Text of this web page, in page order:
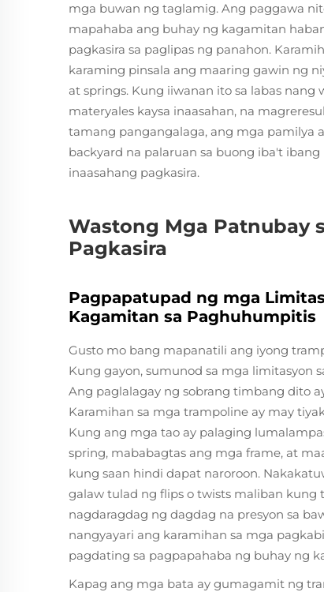
mga buwan ng taglamig. Ang paggawa
mapahaba ang buhay ng kagamitan
pagkasira sa paglipas ng panahon.
karaming pinsala ang maaring gawin ng
at springs. Kung iiwanan ito sa labas
materyales kaysa inaasahan, na
tamang pangangalaga, ang mga pamilya
backyard na palaruan sa buong iba't
inaasahang pagkasira.
Wastong Mga Patnubay
Pagkasira
Pagpapatupad ng mga
Kagamitan sa Paghuhumpitis
Gusto mo bang mapanatili ang iyong
Kung gayon, sumunod sa mga limitasyon
Ang paglalagay ng sobrang timbang dito
Karamihan sa mga trampoline ay may
Kung ang mga tao ay palaging
spring, mababagtas ang mga frame, at
kung saan hindi dapat naroroon.
galaw tulad ng flips o twists maliban
nagdaragdag ng dagdag na presyon sa
nangyayari ang karamihan sa mga
pagdating sa pagpapahaba ng buhay ng
Kapag ang mga bata ay gumagamit ng